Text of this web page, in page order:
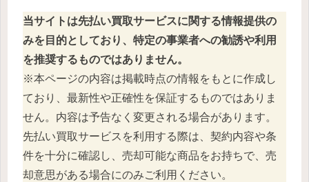
当サイトは先払い買取サービスに関する情報提供の
みを目的としており、特定の事業者への勧誘や利用
を推奨するものではありません。
※本ページの内容は掲載時点の情報をもとに作成し
ており、最新性や正確性を保証するものではありま
せん。内容は予告なく変更される場合があります。
先払い買取サービスを利用する際は、契約内容や条
件を十分に確認し、売却可能な商品をお持ちで、売
却意思がある場合にのみご利用ください。